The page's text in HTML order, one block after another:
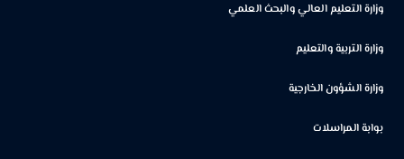
وزارة التعليم العالي والبحث العلمي
وزارة التربية والتعليم
وزارة الشؤون الخارجية
بوابة المراسلات